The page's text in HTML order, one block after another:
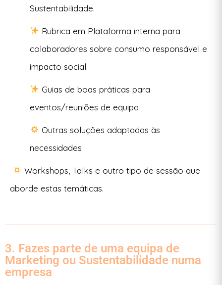
Sustentabilidade.
Rubrica em Plataforma interna para
colaboradores sobre consumo responsável e
impacto social.
Guias de boas práticas para
eventos/reuniões de equipa
Outras soluções adaptadas às
necessidades
Workshops, Talks e outro tipo de sessão que
aborde estas temáticas.
3. Fazes parte de uma equipa de
Marketing ou Sustentabilidade numa
empresa